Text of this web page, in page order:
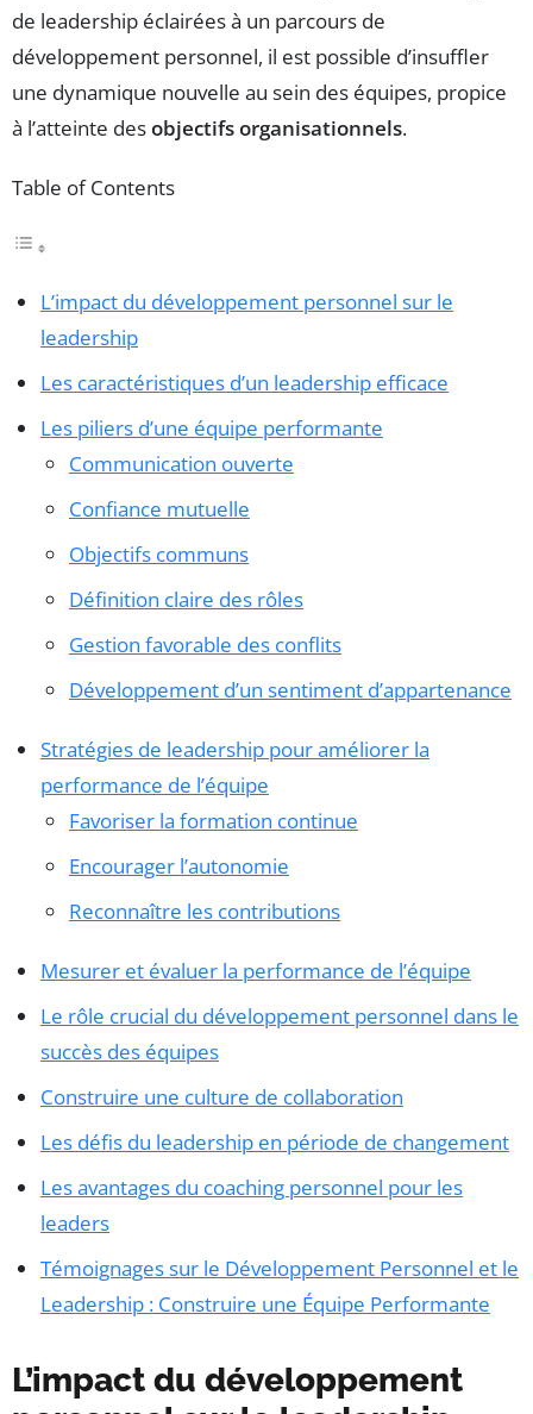
de leadership éclairées à un parcours de
développement personnel, il est possible d’insuffler
une dynamique nouvelle au sein des équipes, propice
à l’atteinte desobjectifs organisationnels.
Table of Contents
L’impact du développement personnel sur le
leadership
Les caractéristiques d’un leadership efficace
Les piliers d’une équipe performante
Communication ouverte
Confiance mutuelle
Objectifs communs
Définition claire des rôles
Gestion favorable des conflits
Développement d’un sentiment d’appartenance
Stratégies de leadership pour améliorer la
performance de l’équipe
Favoriser la formation continue
Encourager l’autonomie
Reconnaître les contributions
Mesurer et évaluer la performance de l’équipe
Le rôle crucial du développement personnel dans le
succès des équipes
Construire une culture de collaboration
Les défis du leadership en période de changement
Les avantages du coaching personnel pour les
leaders
Témoignages sur le Développement Personnel et le
Leadership : Construire une Équipe Performante
L’impact du développement